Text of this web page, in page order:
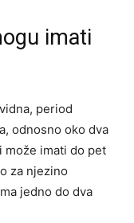
imati
period
odnosno oko dva
može imati do pet
za njezino
jedno do dva